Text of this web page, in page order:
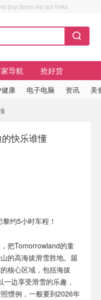
buy items via our links.
导航 抢好货
康 电子电脑 资讯 美
的快乐谁懂
约5小时车程！
把Tomorrowland的童
的高海拔滑雪胜地。届
核心区域，包括海拔
边享受滑雪的乐趣，
惯例，一般要到2026年